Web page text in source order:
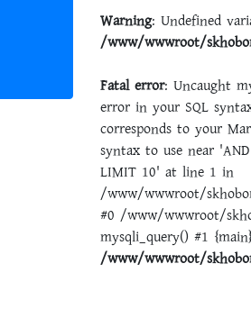
Warning: Undefined
/www/wwwroot/
Fatal error: Uncaught
error in your SQL
corresponds to your
syntax to use near 'AND
LIMIT 10' at line 1 in
/www/wwwroot/
#0 /www/wwwroot/
mysqli_query() #1
/www/wwwroot/